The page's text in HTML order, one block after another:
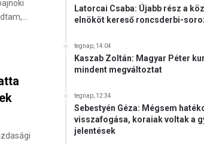
Latorcai Csaba: Újabb rész a
elnököt kereső roncsderbi-
tegnap, 14:04
Kaszab Zoltán: Magyar Péter
mindent megváltoztat
tegnap, 12:34
Sebestyén Géza: Mégsem
visszafogása, koraiak voltak a
jelentések